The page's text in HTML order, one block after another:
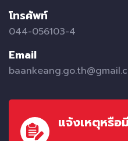
โทรศัพท์
044-056103-4
Email
แจ้งเหตุหรือ